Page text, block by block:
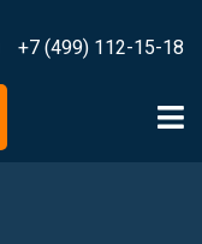
+7 (499) 112-15-18